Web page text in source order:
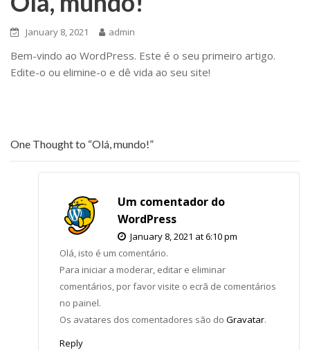
January 8, 2021 admin
Bem-vindo ao WordPress. Este é o seu primeiro artigo.
Edite-o ou elimine-o e dê vida ao seu site!
One Thought to “Olá, mundo!”
Um comentador do
WordPress
January 8, 2021 at 6:10 pm
Olá, isto é um comentário.
Para iniciar a moderar, editar e eliminar
comentários, por favor visite o ecrã de comentários
no painel.
Os avatares dos comentadores são do Gravatar.
Reply